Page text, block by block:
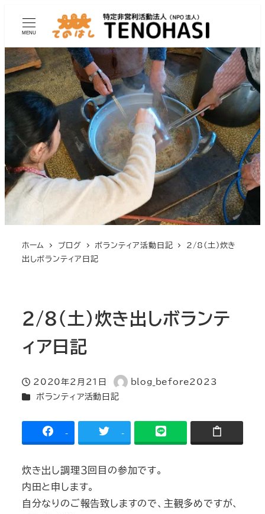
MENU
ホーム ブログ ボランティア活動日記
2/8(土)炊き
出しボランティア日記
2/8(土)炊き出しボランテ
ィア日記
投稿日
2020年2月21日
著
者
blog_before2023
カテゴリー
ボランティア活動日記
- -
炊き出し調理３回目の参加です。
内田と申します。
自分なりのご報告致しますので、主観多めですが、